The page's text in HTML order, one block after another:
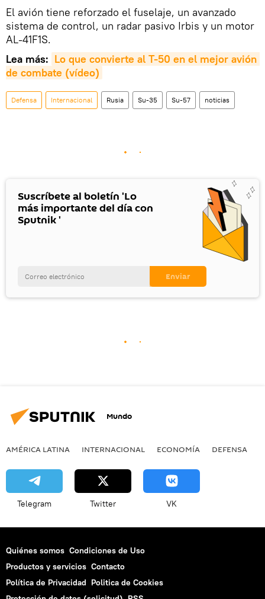
El avión tiene reforzado el fuselaje, un avanzado
sistema de control, un radar pasivo Irbis y un motor
AL-41F1S.
Lea más: Lo que convierte al T-50 en el mejor avión
de combate (vídeo)
Defensa Internacional Rusia Su-35 Su-57 noticias
Suscríbete al boletín 'Lo
más importante del día con
Sputnik '
Mundo
AMÉRICA LATINA INTERNACIONAL ECONOMÍA DEFENSA
Telegram Twitter VK
Quiénes somos Condiciones de Uso
Productos y servicios Contacto
Política de Privacidad Politica de Cookies